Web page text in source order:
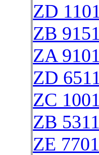
ZD
ZB
ZA
ZD
ZC
ZB
ZE